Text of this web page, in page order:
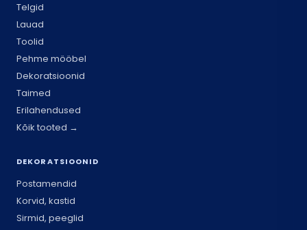
Telgid
Lauad
Toolid
Pehme mööbel
Dekoratsioonid
Taimed
Erilahendused
Kõik tooted →
DEKORATSIOONID
Postamendid
Korvid, kastid
Sirmid, peeglid